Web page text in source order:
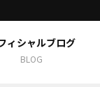
ィシャルブログ
BLOG